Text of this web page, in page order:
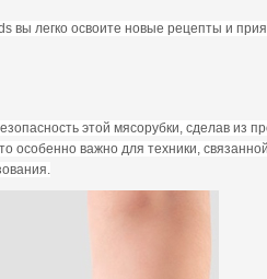
вы легко освоите новые рецепты и
этой мясорубки, сделав из
особенно важно для техники,